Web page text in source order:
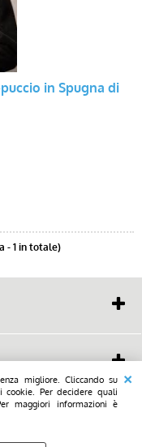
migliore. Cliccando su
Per decidere quali
maggiori informazioni è
in Spugna di
- 1 in totale)
riservati_All rights reserved